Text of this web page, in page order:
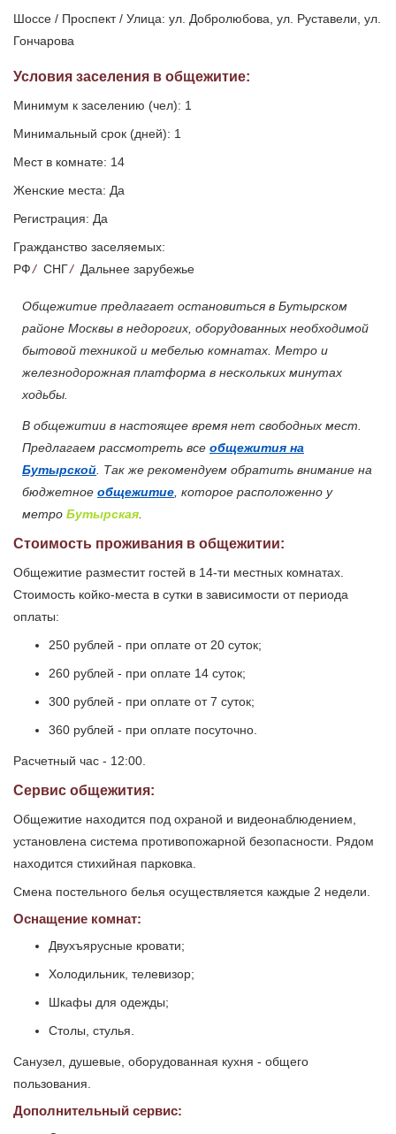
Шоссе / Проспект / Улица: ул. Добролюбова, ул. Руставели, ул.
Гончарова
Условия заселения в общежитие:
Минимум к заселению (чел): 1
Минимальный срок (дней): 1
Мест в комнате: 14
Женские места: Да
Регистрация: Да
Гражданство заселяемых:
РФ/ СНГ/ Дальнее зарубежье
Общежитие предлагает остановиться в Бутырском
районе Москвы в недорогих, оборудованных необходимой
бытовой техникой и мебелью комнатах. Метро и
железнодорожная платформа в нескольких минутах
ходьбы.
В общежитии в настоящее время нет свободных мест.
Предлагаем рассмотреть все общежития на
Бутырской. Так же рекомендуем обратить внимание на
бюджетное общежитие, которое расположенно у
метро Бутырская.
Стоимость проживания в общежитии:
Общежитие разместит гостей в 14-ти местных комнатах.
Стоимость койко-места в сутки в зависимости от периода
оплаты:
250 рублей - при оплате от 20 суток;
260 рублей - при оплате 14 суток;
300 рублей - при оплате от 7 суток;
360 рублей - при оплате посуточно.
Расчетный час - 12:00.
Сервис общежития:
Общежитие находится под охраной и видеонаблюдением,
установлена система противопожарной безопасности. Рядом
находится стихийная парковка.
Смена постельного белья осуществляется каждые 2 недели.
Оснащение комнат:
Двухъярусные кровати;
Холодильник, телевизор;
Шкафы для одежды;
Столы, стулья.
Санузел, душевые, оборудованная кухня - общего
пользования.
Дополнительный сервис: